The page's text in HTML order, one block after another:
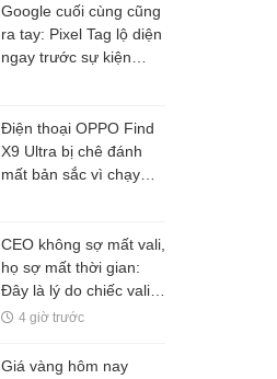
Google cuối cùng cũng
ra tay: Pixel Tag lộ diện
ngay trước sự kiện
Galaxy SmartTag
Điện thoại OPPO Find
X9 Ultra bị chê đánh
mất bản sắc vì chạy
lớn nhất
CEO không sợ mất vali,
họ sợ mất thời gian:
Đây là lý do chiếc vali
tích hợp định vị đang
4 giờ trước
Giá vàng hôm nay